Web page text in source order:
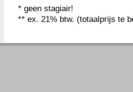
* geen stagiair!
** ex. 21% btw. (totaalprijs te